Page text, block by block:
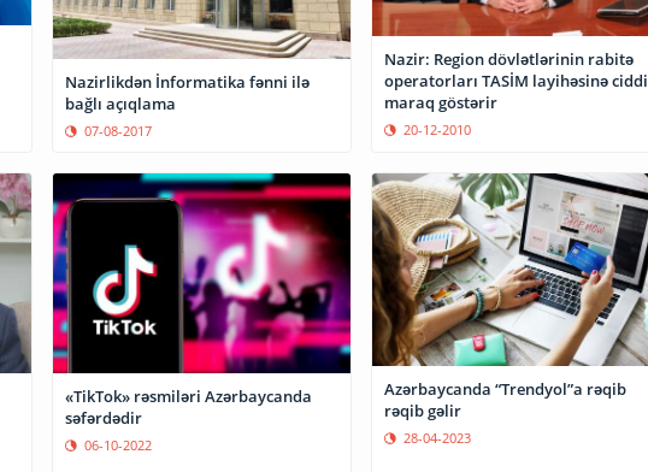
Nazirlikdən İnformatika fənni ilə
bağlı açıqlama
07-08-2017
Nazir: Region dövlətlərinin rabitə
operatorları TASİM layihəsinə ciddi
maraq göstərir
20-12-2010
«TikTok» rəsmiləri Azərbaycanda
səfərdədir
06-10-2022
Azərbaycanda “Trendyol”a rəqib
rəqib gəlir
28-04-2023